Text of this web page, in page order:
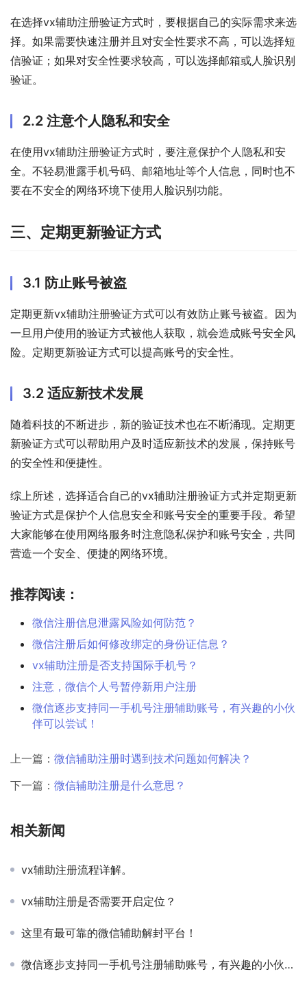
在选择vx辅助注册验证方式时，要根据自己的实际需求来选
择。如果需要快速注册并且对安全性要求不高，可以选择短
信验证；如果对安全性要求较高，可以选择邮箱或人脸识别
验证。
2.2 注意个人隐私和安全
在使用vx辅助注册验证方式时，要注意保护个人隐私和安
全。不轻易泄露手机号码、邮箱地址等个人信息，同时也不
要在不安全的网络环境下使用人脸识别功能。
三、定期更新验证方式
3.1 防止账号被盗
定期更新vx辅助注册验证方式可以有效防止账号被盗。因为
一旦用户使用的验证方式被他人获取，就会造成账号安全风
险。定期更新验证方式可以提高账号的安全性。
3.2 适应新技术发展
随着科技的不断进步，新的验证技术也在不断涌现。定期更
新验证方式可以帮助用户及时适应新技术的发展，保持账号
的安全性和便捷性。
综上所述，选择适合自己的vx辅助注册验证方式并定期更新
验证方式是保护个人信息安全和账号安全的重要手段。希望
大家能够在使用网络服务时注意隐私保护和账号安全，共同
营造一个安全、便捷的网络环境。
推荐阅读：
微信注册信息泄露风险如何防范？
微信注册后如何修改绑定的身份证信息？
vx辅助注册是否支持国际手机号？
注意，微信个人号暂停新用户注册
微信逐步支持同一手机号注册辅助账号，有兴趣的小伙
伴可以尝试！
上一篇： 微信辅助注册时遇到技术问题如何解决？
下一篇： 微信辅助注册是什么意思？
相关新闻
vx辅助注册流程详解。
vx辅助注册是否需要开启定位？
这里有最可靠的微信辅助解封平台！
微信逐步支持同一手机号注册辅助账号，有兴趣的小伙伴可以尝试！